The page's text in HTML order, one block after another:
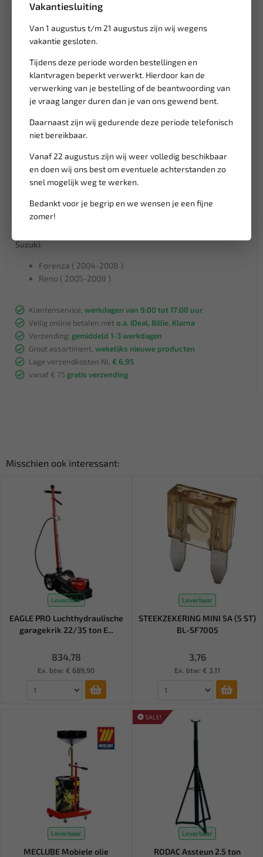
Vakantiesluiting
Van 1 augustus t/m 21 augustus zijn wij wegens
vakantie gesloten.
Tijdens deze periode worden bestellingen en
klantvragen beperkt verwerkt. Hierdoor kan de
verwerking van je bestelling of de beantwoording van
je vraag langer duren dan je van ons gewend bent.
Daarnaast zijn wij gedurende deze periode telefonisch
niet bereikbaar.
Vanaf 22 augustus zijn wij weer volledig beschikbaar
en doen wij ons best om eventuele achterstanden zo
snel mogelijk weg te werken.
Bedankt voor je begrip en we wensen je een fijne
zomer!
Sunfire ( 1999-2005 )
Saab:
9-3 ( 1998-2002 )
9-3 Cabriolet ( 1998-2003 )
9-5 ( 1997-2009 )
Satum:
SC2 ( 1996-2002 )
SL ( 1996-2002 )
SL1 ( 1996-2002 )
Skoda:
Felicia II ( 1998-2001 )
Roomster ( 2006-2010 )
Suzuki:
Forenza ( 2004-2008 )
Reno ( 2005-2008 )
Klantenservice, werkdagen van 9:00 tot 17:00 uur
Veilig online betalen met o.a. iDeal, Billie, Klarna
Verzending: gemiddeld 1-3 werkdagen
Groot assortiment, wekelijks nieuwe producten
Lage verzendkosten NL € 6,95
vanaf € 75 gratis verzending
Misschien ook interessant:
Leverbaar
EAGLE PRO Luchthydraulische
garagekrik 22/35 ton E...
834,78
Ex. btw: € 689,90
Leverbaar
STEEKZEKERING MINI 5A (5 ST)
BL-SF7005
3,76
Ex. btw: € 3,11
Leverbaar
MECLUBE Mobiele olie
SALE!
Leverbaar
RODAC Assteun 2.5 ton